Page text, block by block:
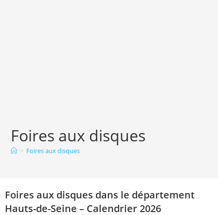
Foires aux disques
> Foires aux disques
Foires aux disques dans le département
Hauts-de-Seine – Calendrier 2026